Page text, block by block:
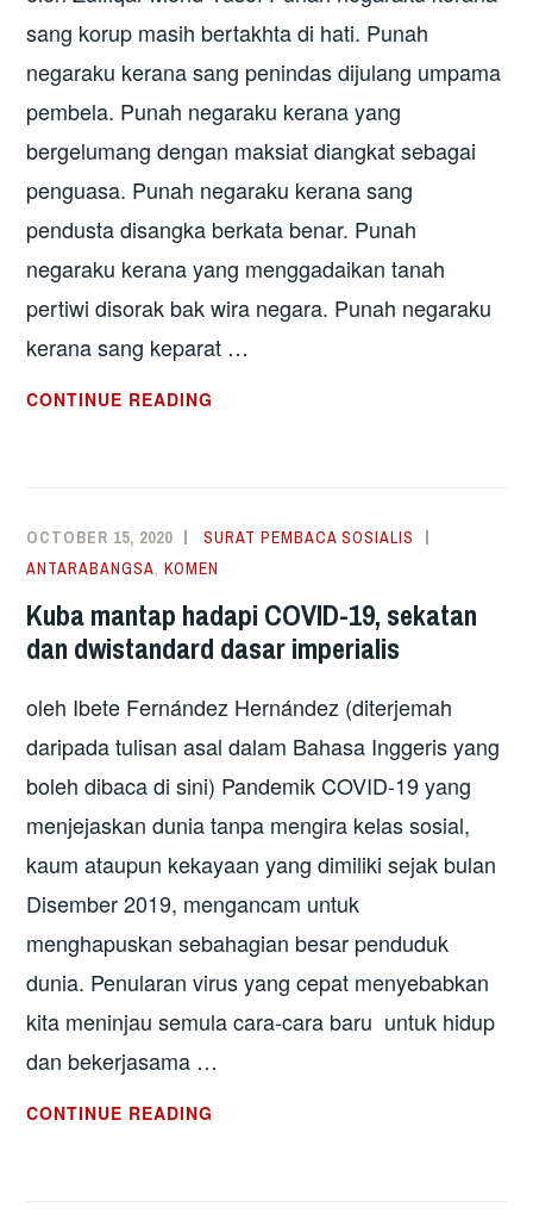
sang korup masih bertakhta di hati. Punah
negaraku kerana sang penindas dijulang umpama
pembela. Punah negaraku kerana yang
bergelumang dengan maksiat diangkat sebagai
penguasa. Punah negaraku kerana sang
pendusta disangka berkata benar. Punah
negaraku kerana yang menggadaikan tanah
pertiwi disorak bak wira negara. Punah negaraku
kerana sang keparat …
CONTINUE READING
OCTOBER 15, 2020
SURAT PEMBACA SOSIALIS
ANTARABANGSA,KOMEN
Kuba mantap hadapi COVID-19, sekatan
dan dwistandard dasar imperialis
oleh Ibete Fernández Hernández (diterjemah
daripada tulisan asal dalam Bahasa Inggeris yang
boleh dibaca di sini) Pandemik COVID-19 yang
menjejaskan dunia tanpa mengira kelas sosial,
kaum ataupun kekayaan yang dimiliki sejak bulan
Disember 2019, mengancam untuk
menghapuskan sebahagian besar penduduk
dunia. Penularan virus yang cepat menyebabkan
kita meninjau semula cara-cara baru untuk hidup
dan bekerjasama …
CONTINUE READING